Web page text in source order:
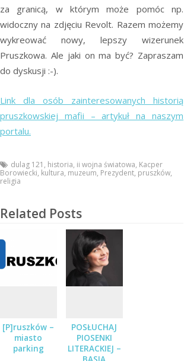
za granicą, w którym może pomóc np.
widoczny na zdjęciu Revolt. Razem możemy
wykreować nowy, lepszy wizerunek
Pruszkowa. Ale jaki on ma być? Zapraszam
do dyskusji :-).
Link dla osób zainteresowanych historią
pruszkowskiej mafii – artykuł na naszym
portalu.
dulag 121 , historia, ii wojna światowa, Kacper
Borowiecki, kultura, muzeum, Prezydent, pruszków,
religia
Related Posts
[P]ruszków –
miasto
parking
POSŁUCHAJ
PIOSENKI
LITERACKIEJ –